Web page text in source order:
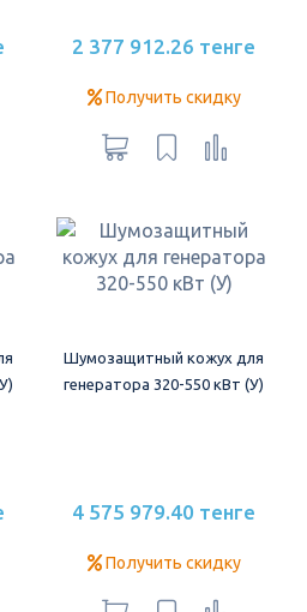
2 377 912.26 тенге
Получить скидку
Шумозащитный кожух для
генератора 320-550 кВт (У)
4 575 979.40 тенге
Получить скидку